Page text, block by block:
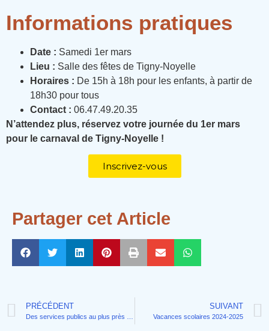
Informations pratiques
Date : Samedi 1er mars
Lieu : Salle des fêtes de Tigny-Noyelle
Horaires : De 15h à 18h pour les enfants, à partir de
18h30 pour tous
Contact : 06.47.49.20.35
N’attendez plus, réservez votre journée du 1er mars
pour le carnaval de Tigny-Noyelle !
Inscrivez-vous
Partager cet Article
PRÉCÉDENT SUIVANT
Vacances scolaires 2024-2025